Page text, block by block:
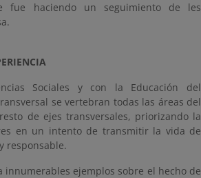
fue haciendo un seguimiento de les
Sociales y con la Educación del
se vertebran todas las áreas del
de ejes transversales, priorizando la
en un intento de transmitir la vida de
responsable.
innumerables ejemplos sobre el hecho de